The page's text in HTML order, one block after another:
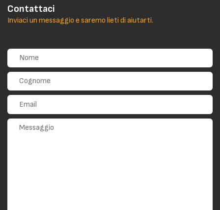
Contattaci
Inviaci un messaggio e saremo lieti di aiutarti.